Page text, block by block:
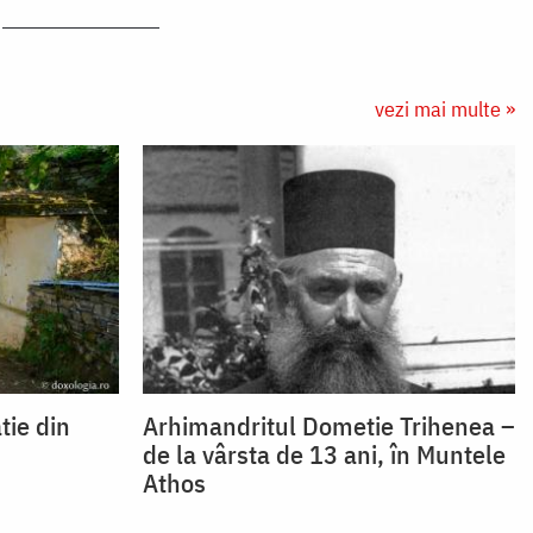
vezi mai multe »
din
Arhimandritul Dometie Trihenea –
de la vârsta de 13 ani, în Muntele
Athos